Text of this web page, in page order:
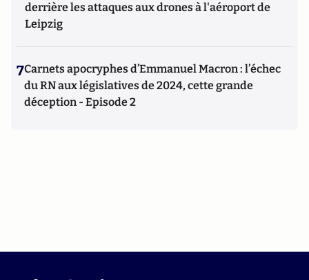
derrière les attaques aux drones à l'aéroport de
Leipzig
7Carnets apocryphes d’Emmanuel Macron : l’échec
du RN aux législatives de 2024, cette grande
déception - Episode 2